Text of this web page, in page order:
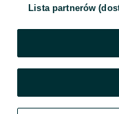
Lista partnerów